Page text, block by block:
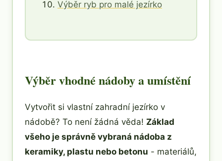
Výběr ryb pro malé jezírko
Výběr vhodné nádoby a umístění
Vytvořit si vlastní zahradní jezírko v
nádobě? To není žádná věda! Základ
všeho je správně vybraná nádoba z
keramiky, plastu nebo betonu - materiálů,